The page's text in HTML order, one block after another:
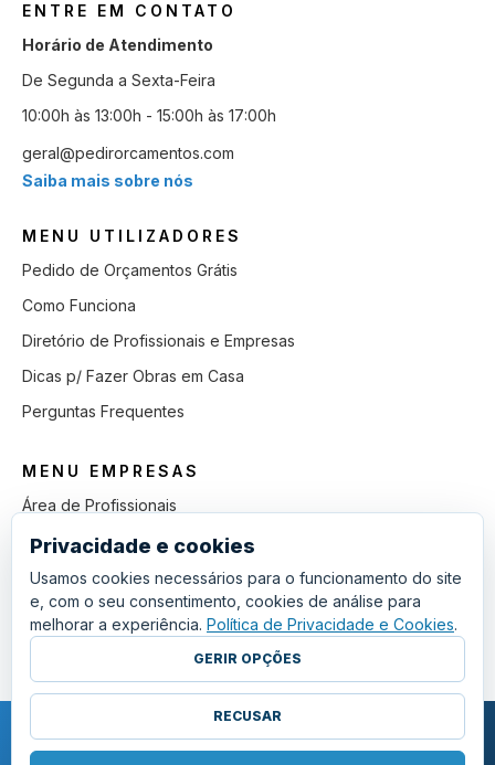
ENTRE EM CONTATO
Horário de Atendimento
De Segunda a Sexta-Feira
10:00h às 13:00h - 15:00h às 17:00h
geral@pedirorcamentos.com
Saiba mais sobre nós
MENU UTILIZADORES
Pedido de Orçamentos Grátis
Como Funciona
Diretório de Profissionais e Empresas
Dicas p/ Fazer Obras em Casa
Perguntas Frequentes
MENU EMPRESAS
Área de Profissionais
Como Funciona
Lista de Pedidos em Aberto
Como Ganhar mais Obras
Perguntas Frequentes
COPYRIGHT © 2011 - 2026 SGSI. TODOS OS DIREITOS RESERVADOS.
Privacidade e cookies
Usamos cookies necessários para o funcionamento do site
e, com o seu consentimento, cookies de análise para
melhorar a experiência. Política de Privacidade e Cookies.
GERIR OPÇÕES
RECUSAR